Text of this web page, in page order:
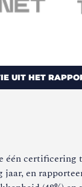
UIT HET
certificering
en